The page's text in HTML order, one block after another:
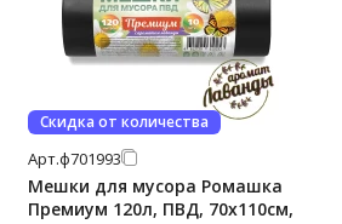
Скидка от количества
Арт.ф701993
Мешки для мусора Ромашка
Премиум 120л, ПВД, 70х110см,